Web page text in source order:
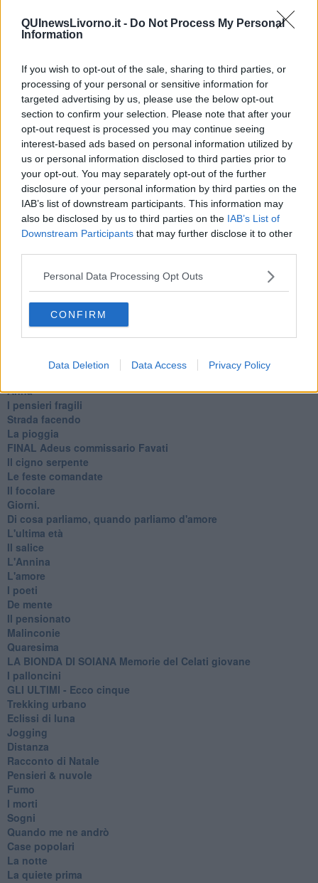
QUInewsLivorno.it - Do Not Process My Personal
Information
If you wish to opt-out of the sale, sharing to third parties, or
processing of your personal or sensitive information for
targeted advertising by us, please use the below opt-out
section to confirm your selection. Please note that after your
opt-out request is processed you may continue seeing
interest-based ads based on personal information utilized by
us or personal information disclosed to third parties prior to
your opt-out. You may separately opt-out of the further
disclosure of your personal information by third parties on the
IAB’s list of downstream participants. This information may
also be disclosed by us to third parties on the IAB’s List of
Downstream Participants that may further disclose it to other
Personal Data Processing Opt Outs
CONFIRM
Data Deletion Data Access Privacy Policy
Dal balcone
Insomnia
Lo sgombero
Erodoto e Tucidide
Il padre della storia
Pensieri brevi
L'evoluzione della specie
Il servizio
Riflessioni
L'Oscuro
Generazioni
Cristobal
Il paese dei balocchi
Ciò che resta
La balena
Il mago, la pera e il Bar la Posta
Primavera
Elogio dell'ombra
Anna
I pensieri fragili
Strada facendo
La pioggia
FINAL Adeus commissario Favati
Il cigno serpente
Le feste comandate
Il focolare
Giorni.
Di cosa parliamo, quando parliamo d'amore
L'ultima età
Il salice
L'Annina
L'amore
I poeti
De mente
Il pensionato
Malinconie
Quaresima
LA BIONDA DI SOIANA Memorie del Celati giovane
I palloncini
GLI ULTIMI - Ecco cinque
Trekking urbano
Eclissi di luna
Jogging
Distanza
Racconto di Natale
Pensieri & nuvole
Fumo
I morti
Sogni
Quando me ne andrò
Case popolari
La notte
La quiete prima